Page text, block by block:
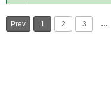
Prev 1 2 3 …